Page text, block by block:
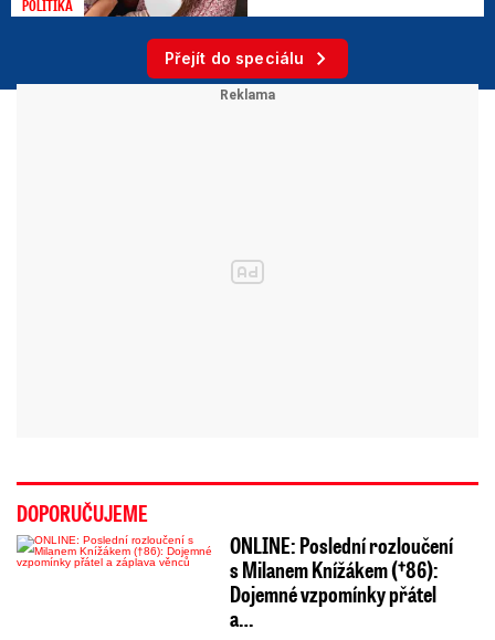
POLITIKA
Přejít do speciálu
DOPORUČUJEME
ONLINE: Poslední rozloučení
s Milanem Knížákem (†86):
Dojemné vzpomínky přátel
a…